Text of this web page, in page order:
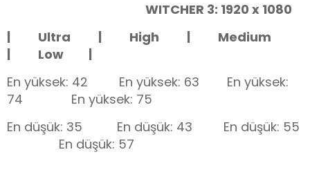
WITCHER 3: 1920 x 1080
| Ultra | High | Medium
| Low |
En yüksek: 42 En yüksek: 63 En yüksek:
74 En yüksek: 75
En düşük: 35 En düşük: 43 En düşük: 55
En düşük: 57